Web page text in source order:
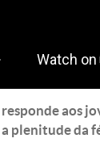
aos
plenitude da